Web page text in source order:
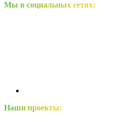
Мы в социальных сетях:
Наши проекты: